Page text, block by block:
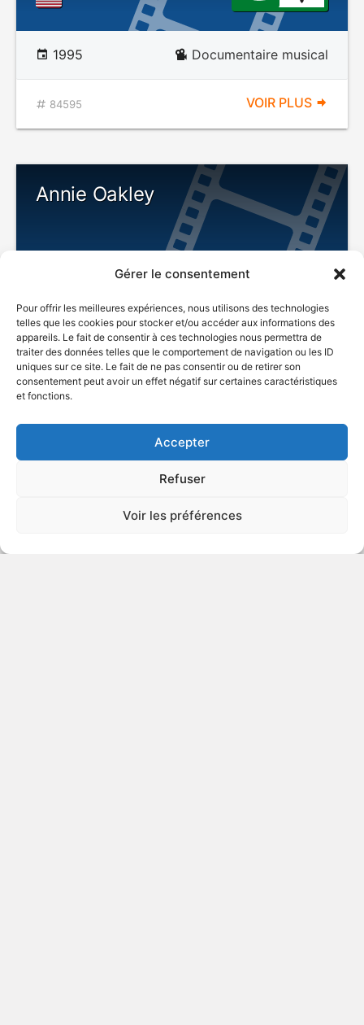
Gérer le consentement
Pour offrir les meilleures expériences, nous utilisons des technologies
telles que les cookies pour stocker et/ou accéder aux informations des
appareils. Le fait de consentir à ces technologies nous permettra de
traiter des données telles que le comportement de navigation ou les ID
uniques sur ce site. Le fait de ne pas consentir ou de retirer son
consentement peut avoir un effet négatif sur certaines caractéristiques
et fonctions.
Accepter
Refuser
Voir les préférences
1995 Documentaire musical
84595 VOIR PLUS
Annie Oakley
1985 Fable